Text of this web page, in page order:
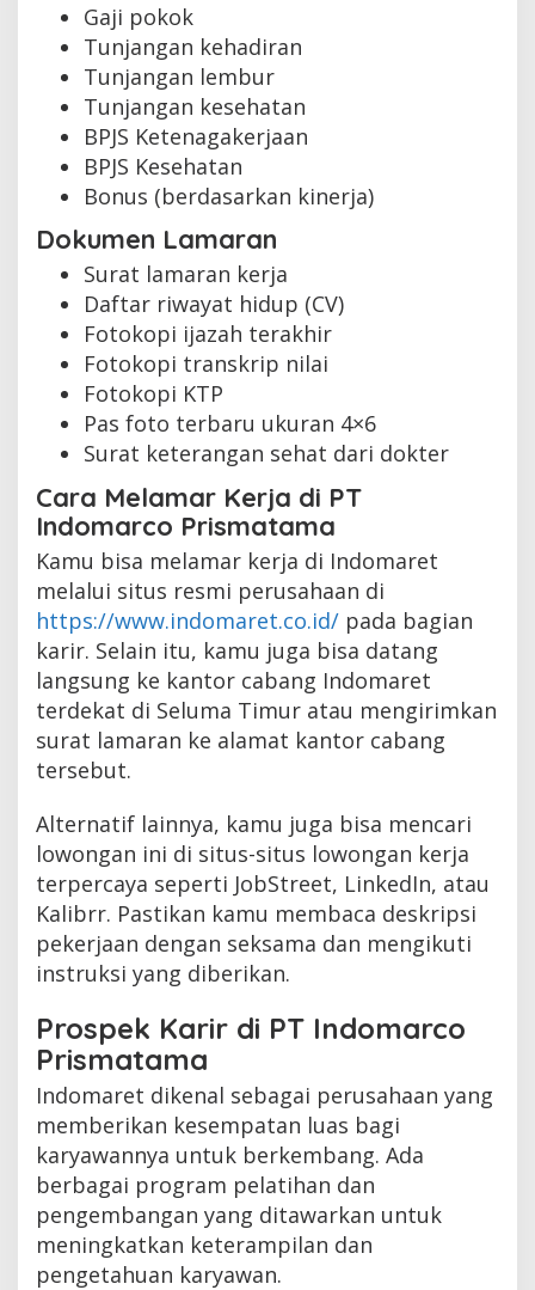
Gaji pokok
Tunjangan kehadiran
Tunjangan lembur
Tunjangan kesehatan
BPJS Ketenagakerjaan
BPJS Kesehatan
Bonus (berdasarkan kinerja)
Dokumen Lamaran
Surat lamaran kerja
Daftar riwayat hidup (CV)
Fotokopi ijazah terakhir
Fotokopi transkrip nilai
Fotokopi KTP
Pas foto terbaru ukuran 4×6
Surat keterangan sehat dari dokter
Cara Melamar Kerja di PT
Indomarco Prismatama
Kamu bisa melamar kerja di Indomaret
melalui situs resmi perusahaan di
https://www.indomaret.co.id/ pada bagian
karir. Selain itu, kamu juga bisa datang
langsung ke kantor cabang Indomaret
terdekat di Seluma Timur atau mengirimkan
surat lamaran ke alamat kantor cabang
tersebut.
Alternatif lainnya, kamu juga bisa mencari
lowongan ini di situs-situs lowongan kerja
terpercaya seperti JobStreet, LinkedIn, atau
Kalibrr. Pastikan kamu membaca deskripsi
pekerjaan dengan seksama dan mengikuti
instruksi yang diberikan.
Prospek Karir di PT Indomarco
Prismatama
Indomaret dikenal sebagai perusahaan yang
memberikan kesempatan luas bagi
karyawannya untuk berkembang. Ada
berbagai program pelatihan dan
pengembangan yang ditawarkan untuk
meningkatkan keterampilan dan
pengetahuan karyawan.